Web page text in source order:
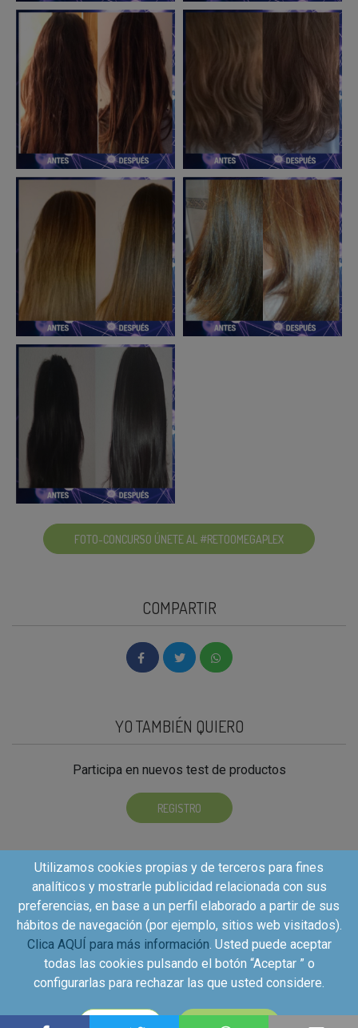
FOTO-CONCURSO ÚNETE AL #RETOOMEGAPLEX
COMPARTIR
YO TAMBIÉN QUIERO
Participa en nuevos test de productos
REGISTRO
Copyright©2026 - Kuvut - All rights reserved, Calle Iriarte
Utilizamos cookies propias y de terceros para fines
analíticos y mostrarle publicidad relacionada con sus
preferencias, en base a un perfil elaborado a partir de sus
hábitos de navegación (por ejemplo, sitios web visitados).
Clica AQUÍ para más información. Usted puede aceptar
todas las cookies pulsando el botón “Aceptar ” o
configurarlas para rechazar las que usted considere.
CONFIGURAR ACEPTAR